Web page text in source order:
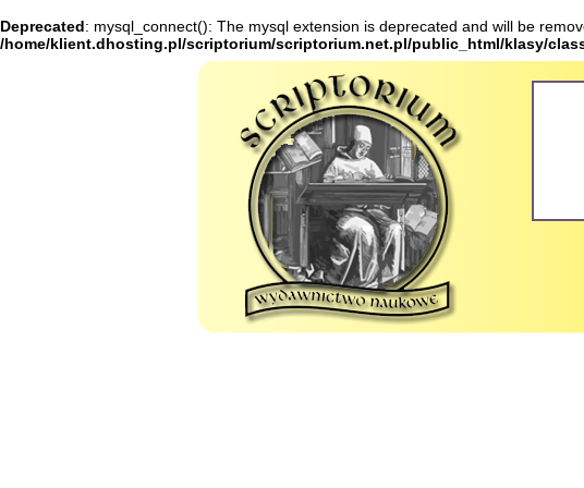
Deprecated: mysql_connect(): The mysql extension is deprecated and will be
/home/klient.dhosting.pl/scriptorium/scriptorium.net.pl/public_html/klasy/